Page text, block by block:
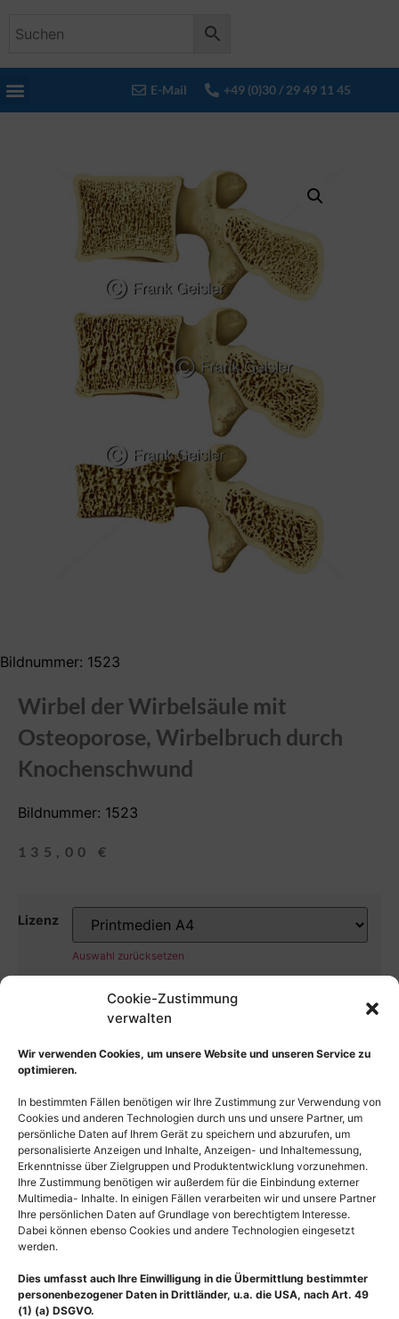
Cookie-Zustimmung
verwalten
Wir verwenden Cookies, um unsere Website und unseren Service zu
optimieren.
In bestimmten Fällen benötigen wir Ihre Zustimmung zur Verwendung von
Cookies und anderen Technologien durch uns und unsere Partner, um
persönliche Daten auf Ihrem Gerät zu speichern und abzurufen, um
personalisierte Anzeigen und Inhalte, Anzeigen- und Inhaltemessung,
Erkenntnisse über Zielgruppen und Produktentwicklung vorzunehmen.
Ihre Zustimmung benötigen wir außerdem für die Einbindung externer
Multimedia- Inhalte. In einigen Fällen verarbeiten wir und unsere Partner
Ihre persönlichen Daten auf Grundlage von berechtigtem Interesse.
Dabei können ebenso Cookies und andere Technologien eingesetzt
werden.
Dies umfasst auch Ihre Einwilligung in die Übermittlung bestimmter
personenbezogener Daten in Drittländer, u.a. die USA, nach Art. 49
(1) (a) DSGVO.
E-Mail +49 (0)30 / 29 49 11 45
Bildnummer: 1523
Wirbel der Wirbelsäule mit
Osteoporose, Wirbelbruch durch
Knochenschwund
Bildnummer: 1523
135,00 €
Lizenz
Auswahl zurücksetzen
In den Warenkorb